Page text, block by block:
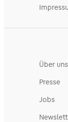
Über uns
Presse
Jobs